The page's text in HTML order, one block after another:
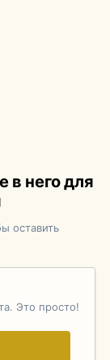
в него для
оставить
Это просто!